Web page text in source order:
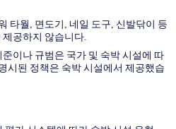
타월, 면도기, 네일 도구, 신발닦이 등
공하지 않습니다.
이나 규범은 국가 및 숙박 시설에 따
시된 정책은 숙박 시설에서 제공했습